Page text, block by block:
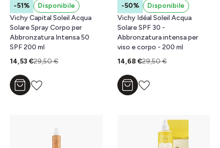
-51%
Disponibile
Vichy Capital Soleil Acqua
Solare Spray Corpo per
Abbronzatura Intensa 50
SPF 200 ml
14,53 €29,50 €
Aggiungi al carrello
-50%
Disponibile
Vichy Idéal Soleil Acqua
Solare SPF 30 -
Abbronzatura intensa per
viso e corpo - 200 ml
14,68 €29,50 €
Aggiungi al carrello